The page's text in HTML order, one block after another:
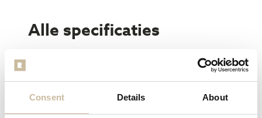
Consent Details About
Alle specificaties
Beschrijving
Reviews